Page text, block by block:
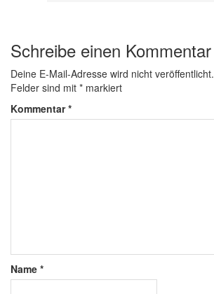
Schreibe einen Kommentar
Deine E-Mail-Adresse wird nicht veröffentlicht.
Felder sind mit * markiert
Kommentar*
Name *